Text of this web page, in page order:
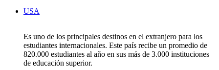
USA
Es uno de los principales destinos en el extranjero para los
estudiantes internacionales. Este país recibe un promedio de
820.000 estudiantes al año en sus más de 3.000 instituciones
de educación superior.